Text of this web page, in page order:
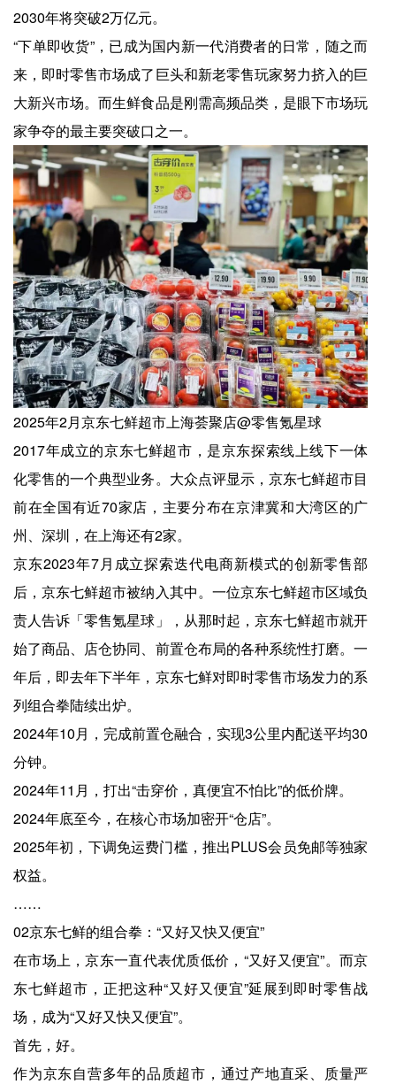
2030年将突破2万亿元。
“下单即收货”，已成为国内新一代消费者的日常，随之而
来，即时零售市场成了巨头和新老零售玩家努力挤入的巨
大新兴市场。而生鲜食品是刚需高频品类，是眼下市场玩
家争夺的最主要突破口之一。
2025年2月京东七鲜超市上海荟聚店@零售氪星球
2017年成立的京东七鲜超市，是京东探索线上线下一体
化零售的一个典型业务。大众点评显示，京东七鲜超市目
前在全国有近70家店，主要分布在京津冀和大湾区的广
州、深圳，在上海还有2家。
京东2023年7月成立探索迭代电商新模式的创新零售部
后，京东七鲜超市被纳入其中。一位京东七鲜超市区域负
责人告诉「零售氪星球」，从那时起，京东七鲜超市就开
始了商品、店仓协同、前置仓布局的各种系统性打磨。一
年后，即去年下半年，京东七鲜对即时零售市场发力的系
列组合拳陆续出炉。
2024年10月，完成前置仓融合，实现3公里内配送平均30
分钟。
2024年11月，打出“击穿价，真便宜不怕比”的低价牌。
2024年底至今，在核心市场加密开“仓店”。
2025年初，下调免运费门槛，推出PLUS会员免邮等独家
权益。
……
02京东七鲜的组合拳：“又好又快又便宜”
在市场上，京东一直代表优质低价，“又好又便宜”。而京
东七鲜超市，正把这种“又好又便宜”延展到即时零售战
场，成为“又好又快又便宜”。
首先，好。
作为京东自营多年的品质超市，通过产地直采、质量严